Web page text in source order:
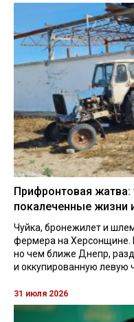
Прифронтовая
покалеченные жизни
Чуйка, бронежилет и
фермера на Херсонщине.
но чем ближе Днепр,
и оккупированную левую
31 июля 2026